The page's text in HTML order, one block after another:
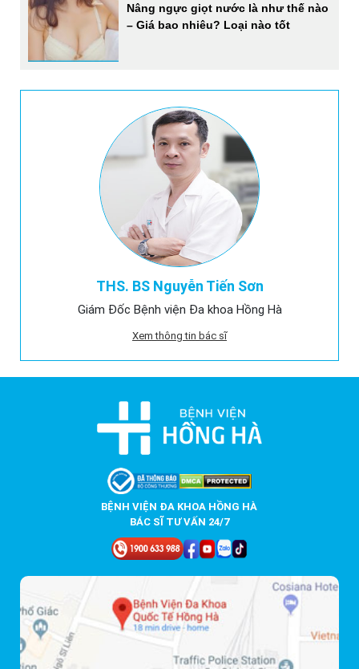
THS. BS Nguyễn Tiến Sơn
Giám Đốc Bệnh viện Đa khoa Hồng Hà
Xem thông tin bác sĩ
Nâng ngực giọt nước là như thế nào
– Giá bao nhiêu? Loại nào tốt
BỆNH VIỆN ĐA KHOA HỒNG HÀ
BÁC SĨ TƯ VẤN 24/7